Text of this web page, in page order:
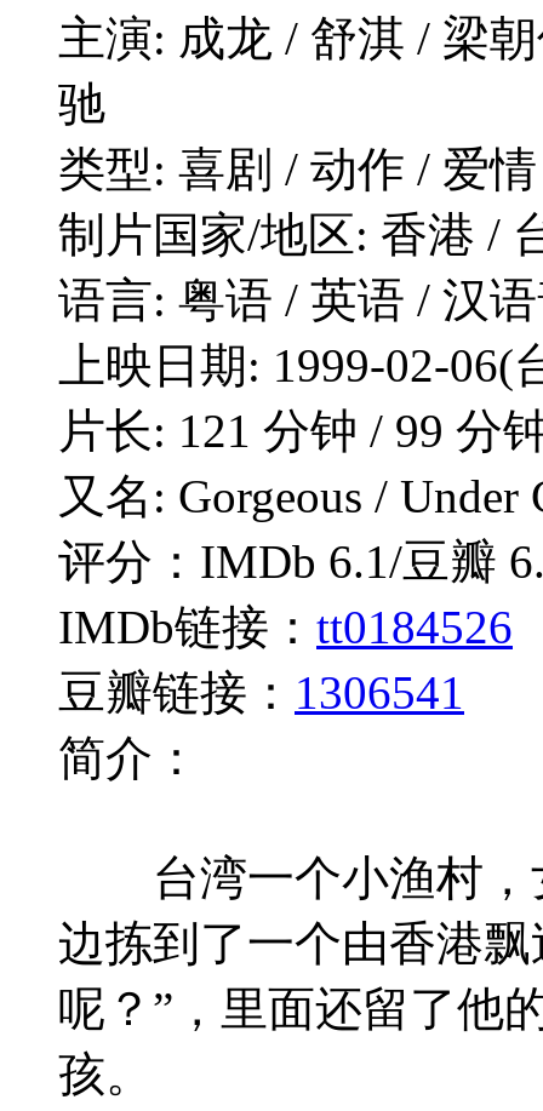
主演: 成龙 / 舒淇 / 梁
驰
类型: 喜剧 / 动作 / 爱情
制片国家/地区: 香港 /
语言: 粤语 / 英语 / 汉
上映日期: 1999-02-
片长: 121 分钟 / 99 分
又名: Gorgeous / Under
评分：IMDb 6.1/豆瓣
IMDb链接： tt0184526
豆瓣链接： 1306541
简介：
台湾一个小渔村，
边拣到了一个由香港
呢？”，里面还留了他
孩。